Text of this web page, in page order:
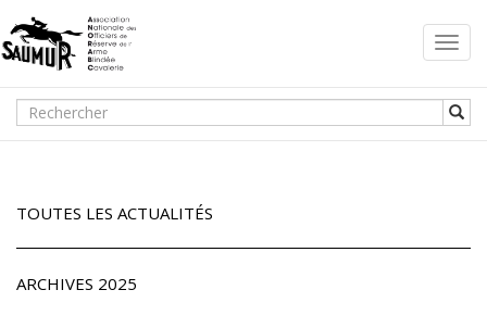
TOUTES LES ACTUALITÉS
ARCHIVES 2025